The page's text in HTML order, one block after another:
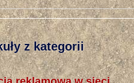
z kategorii